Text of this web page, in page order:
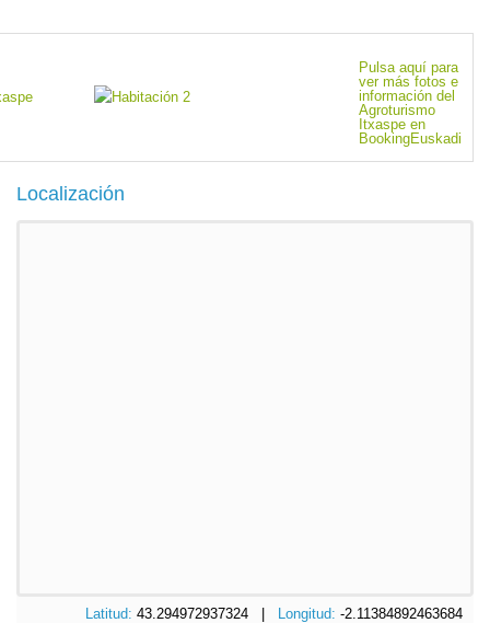
Pulsa aquí para
ver más fotos e
información del
Agroturismo
Itxaspe en
BookingEuskadi
Localización
Latitud: 43.294972937324 | Longitud: -2.11384892463684